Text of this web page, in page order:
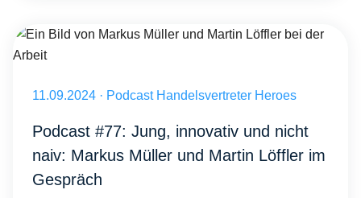
Veröffentlicht am 11.09.2024
11.09.2024 · Podcast Handelsvertreter Heroes
Podcast #77: Jung, innovativ und nicht
naiv: Markus Müller und Martin Löffler im
Gespräch